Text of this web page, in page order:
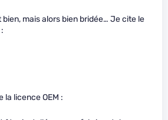
bien, mais alors bien bridée… Je cite le
la licence OEM :